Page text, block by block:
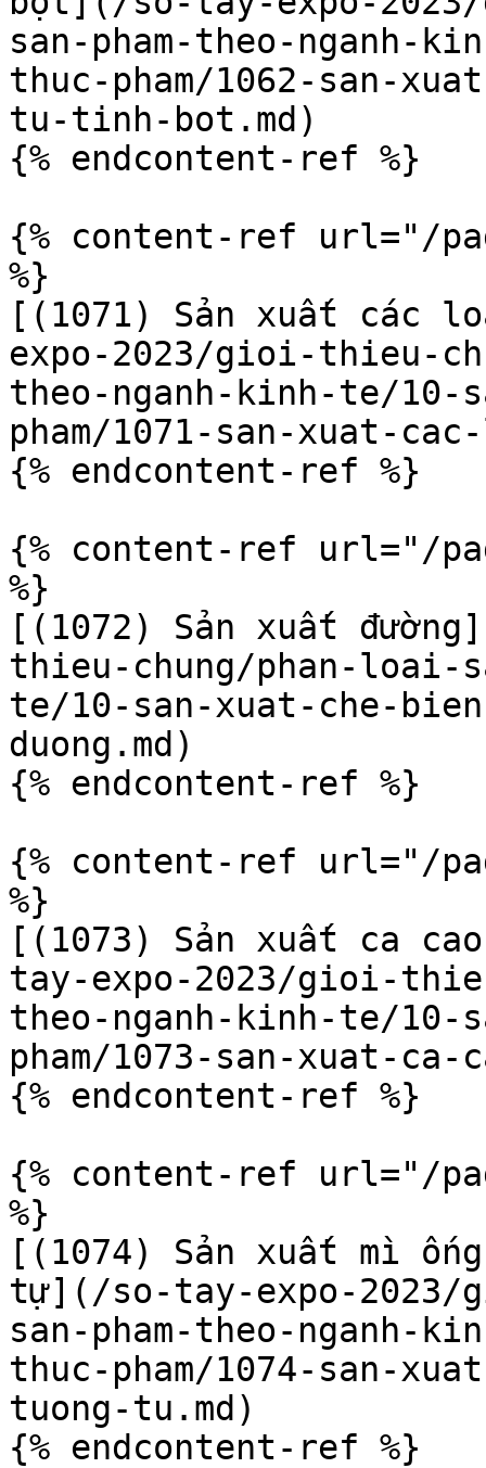
san-pham-theo-nganh-
thuc-pham/1062-san-
tu-tinh-bot.md)
{% endcontent-ref %}
{% content-ref url="/
%}
[(1071) Sản xuất các
expo-2023/gioi-thieu-
theo-nganh-kinh-te/10-
pham/1071-san-xuat-
{% endcontent-ref %}
{% content-ref url="/
%}
[(1072) Sản xuất
thieu-chung/phan-loai-
te/10-san-xuat-che-
duong.md)
{% endcontent-ref %}
{% content-ref url="/
%}
[(1073) Sản xuất ca
tay-expo-2023/gioi-
theo-nganh-kinh-te/10-
pham/1073-san-xuat-ca-
{% endcontent-ref %}
{% content-ref url="/
%}
[(1074) Sản xuất mì
tự](/so-tay-expo-2023/
san-pham-theo-nganh-
thuc-pham/1074-san-
tuong-tu.md)
{% endcontent-ref %}